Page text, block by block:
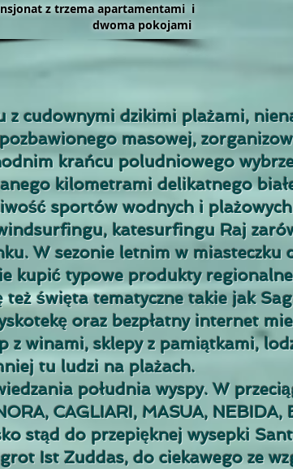
z trzema apartamentami i
dwoma pokojami
cudownymi dzikimi plażami,
masowej,
krańcu poludniowego
kilometrami delikatnego
sportów wodnych i
katesurfingu Raj
W sezonie letnim w miasteczku
kupić typowe produkty
święta tematyczne takie jak
oraz bezpłatny internet
z winami, sklepy z pamiątkami,
tu ludzi na plażach.
południa wyspy. W
CAGLIARI, MASUA, NEBIDA,
stąd do przepięknej wysepki
Ist Zuddas, do ciekawego ze